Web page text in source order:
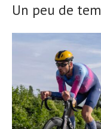
Un peu de